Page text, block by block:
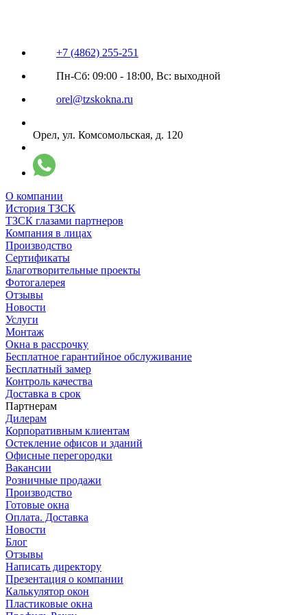
+7 (4862) 255-251
Пн-Сб: 09:00 - 18:00, Вс: выходной
orel@tzskokna.ru
Орел, ул. Комсомольская, д. 120
О компании
История ТЗСК
ТЗСК глазами партнеров
Компания в лицах
Производство
Сертификаты
Благотворительные проекты
Фотогалерея
Отзывы
Новости
Услуги
Монтаж
Окна в рассрочку
Бесплатное гарантийное обслуживание
Бесплатный замер
Контроль качества
Доставка в срок
Партнерам
Дилерам
Корпоративным клиентам
Остекление офисов и зданий
Офисные перегородки
Вакансии
Розничные продажи
Производство
Готовые окна
Оплата. Доставка
Новости
Блог
Отзывы
Написать директору
Презентация о компании
Калькулятор окон
Пластиковые окна